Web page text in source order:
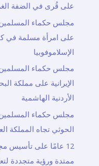
على قُرى في الضفة
مجلس حكماء المسلمين
على امرأة مسلمة في
الإسلاموفوبيا
مجلس حكماء
الإيرانية على مملكة
الأردنية الهاشمية
مجلس حكماء
الحوثي تجاه المملكة
12 عامًا على
ممتدة ورؤية متجددة